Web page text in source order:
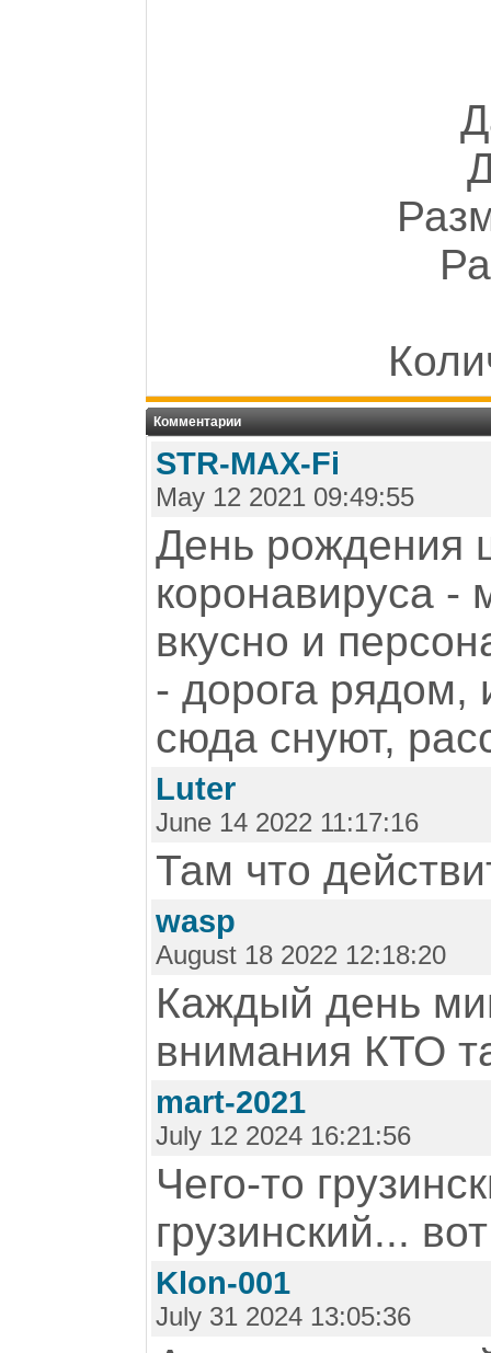
Комментарии
STR-MAX-Fi
May 12 2021 09:49:55
День рождения
коронавируса -
вкусно и
- дорога рядом,
сюда снуют,
Luter
June 14 2022 11:17:16
Там что
wasp
August 18 2022 12:18:20
Каждый день
внимания КТО
mart-2021
July 12 2024 16:21:56
Чего-то
грузинский...
Klon-001
July 31 2024 13:05:36